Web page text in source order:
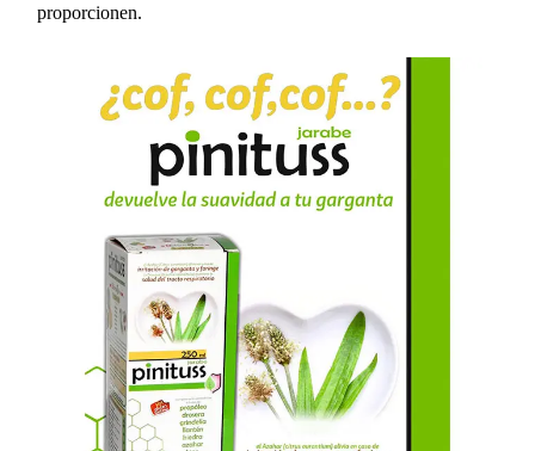
proporcionen.